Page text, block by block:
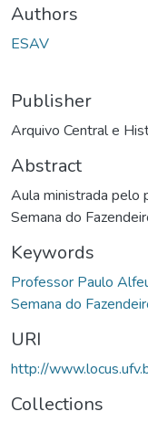
Authors
ESAV
Publisher
Arquivo Central e
Abstract
Aula ministrada pelo
Semana do
Keywords
Professor Paulo
Semana do
URI
http://
Collections